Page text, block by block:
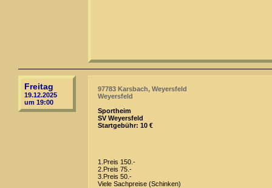
Freitag
19.12.2025
um 19:00
97783 Karsbach, Weyersfeld
Weyersfeld
Sportheim
SV Weyersfeld
Startgebühr: 10 €
1.Preis 150.-
2.Preis 75.-
3.Preis 50.-
Viele Sachpreise (Schinken)